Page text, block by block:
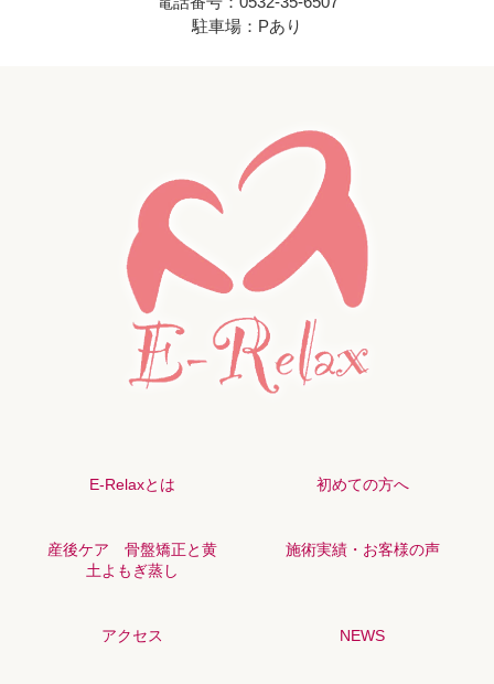
駐車場：Pあり
E-Relaxとは 初めての方へ
産後ケア 骨盤矯正と黄
土よもぎ蒸し
施術実績・お客様の声
アクセス NEWS